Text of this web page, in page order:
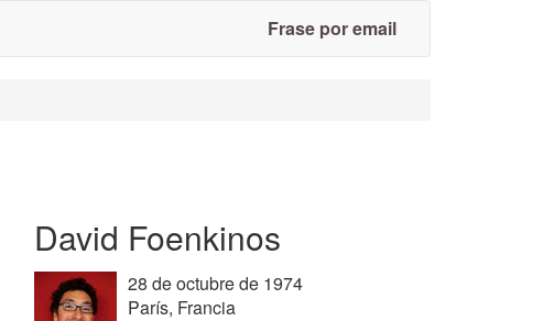
Frase por email
David Foenkinos
28 de octubre de 1974
París, Francia